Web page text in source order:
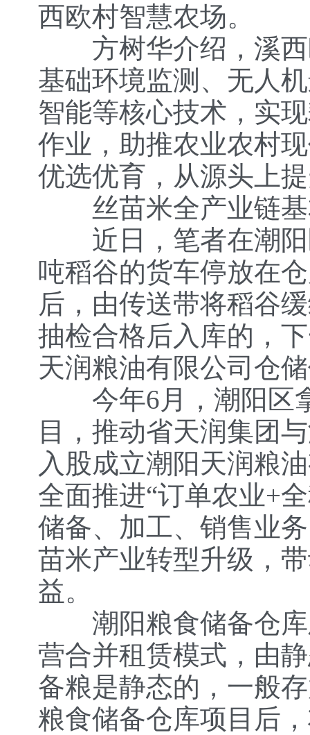
西欧村智慧农场。
方树华介绍，溪西
基础环境监测、无人
智能等核心技术，实
作业，助推农业农村
优选优育，从源头上
丝苗米全产业链基
近日，笔者在潮阳
吨稻谷的货车停放在
后，由传送带将稻谷
抽检合格后入库的，
天润粮油有限公司仓
今年6月，潮阳区拿
目，推动省天润集团
入股成立潮阳天润粮
全面推进“订单农业+
储备、加工、销售业
苗米产业转型升级，
益。
潮阳粮食储备仓库
营合并租赁模式，由
备粮是静态的，一般
粮食储备仓库项目后